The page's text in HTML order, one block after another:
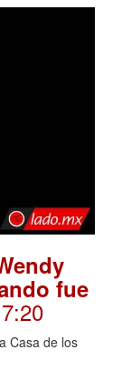
fue
Casa de los